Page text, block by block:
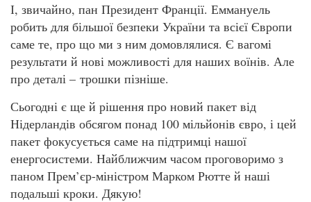
І, звичайно, пан Президент Франції. Еммануель
робить для більшої безпеки України та всієї Європи
саме те, про що ми з ним домовлялися. Є вагомі
результати й нові можливості для наших воїнів. Але
про деталі – трошки пізніше.
Сьогодні є ще й рішення про новий пакет від
Нідерландів обсягом понад 100 мільйонів євро, і цей
пакет фокусується саме на підтримці нашої
енергосистеми. Найближчим часом проговоримо з
паном Прем’єр-міністром Марком Рютте й наші
подальші кроки. Дякую!